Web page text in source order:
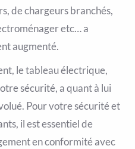
de chargeurs branchés,
etc… a
augmenté.
le tableau électrique,
sécurité, a quant à lui
Pour votre sécurité et
il est essentiel de
en conformité avec